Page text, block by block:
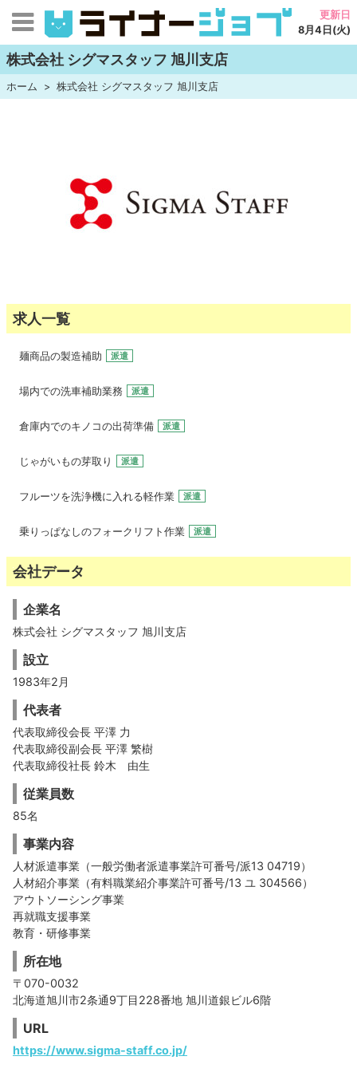
更新日
8月4日(火)
株式会社 シグマスタッフ 旭川支店
ホーム 株式会社 シグマスタッフ 旭川支店
求人一覧
麺商品の製造補助 派遣
場内での洗車補助業務 派遣
倉庫内でのキノコの出荷準備 派遣
じゃがいもの芽取り 派遣
フルーツを洗浄機に入れる軽作業 派遣
乗りっぱなしのフォークリフト作業 派遣
会社データ
企業名
株式会社 シグマスタッフ 旭川支店
設立
1983年2月
代表者
代表取締役会長 平澤 力
代表取締役副会長 平澤 繁樹
代表取締役社長 鈴木 由生
従業員数
85名
事業内容
人材派遣事業（一般労働者派遣事業許可番号/派13 04719）
人材紹介事業（有料職業紹介事業許可番号/13 ユ 304566）
アウトソーシング事業
再就職支援事業
教育・研修事業
所在地
〒070-0032
北海道旭川市2条通9丁目228番地 旭川道銀ビル6階
URL
https://www.sigma-staff.co.jp/